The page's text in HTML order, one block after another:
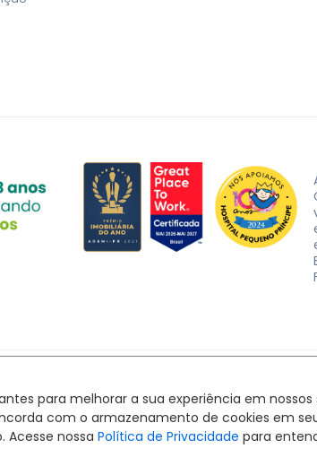
para melhorar a sua experiência em
com o armazenamento de cookies em
Acesse nossa Política de Privacidade para
Política de privacidade
Termos de uso
Feito com
pelo time daRocketImob | Site para